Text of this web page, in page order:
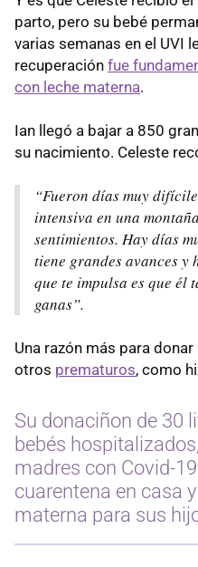
parto, pero su bebé
varias semanas en el UVI
recuperación fue
con leche materna.
Ian llegó a bajar a 850
su nacimiento. Celeste
“Fueron días muy
intensiva en una
sentimientos. Hay días
tiene grandes avances y
que te impulsa es que él
ganas”.
Una razón más para
otros prematuros, como
Su donaciñon de 30
bebés
madres con Covid-
cuarentena en casa
materna para sus